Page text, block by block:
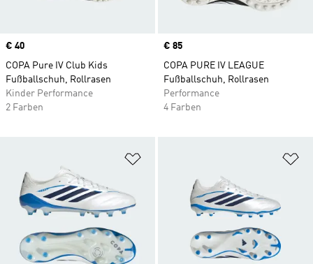
Price
€ 40
COPA Pure IV Club Kids
Fußballschuh, Rollrasen
Kinder Performance
2 Farben
Price
€ 85
COPA PURE IV LEAGUE
Fußballschuh, Rollrasen
Performance
4 Farben